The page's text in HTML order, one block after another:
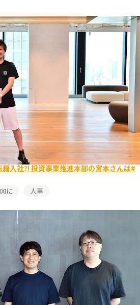
入社?! 投資事業推進本部の宮本さんは#
に 人事